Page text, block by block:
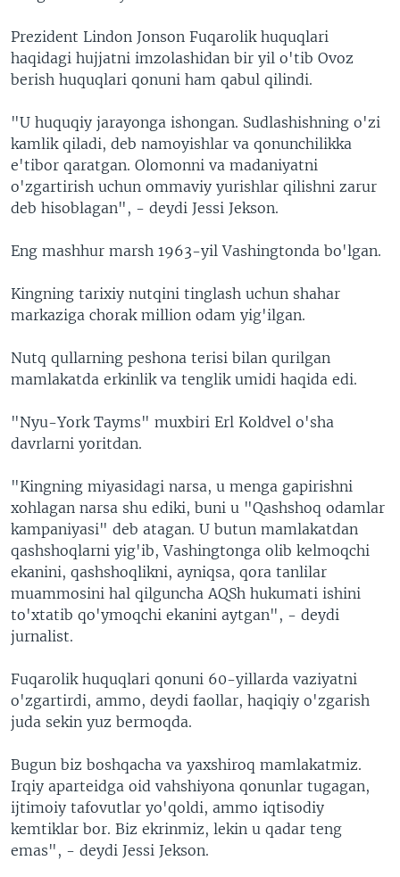
Prezident Lindon Jonson Fuqarolik huquqlari
haqidagi hujjatni imzolashidan bir yil o'tib Ovoz
berish huquqlari qonuni ham qabul qilindi.
"U huquqiy jarayonga ishongan. Sudlashishning o'zi
kamlik qiladi, deb namoyishlar va qonunchilikka
e'tibor qaratgan. Olomonni va madaniyatni
o'zgartirish uchun ommaviy yurishlar qilishni zarur
deb hisoblagan", - deydi Jessi Jekson.
Eng mashhur marsh 1963-yil Vashingtonda bo'lgan.
Kingning tarixiy nutqini tinglash uchun shahar
markaziga chorak million odam yig'ilgan.
Nutq qullarning peshona terisi bilan qurilgan
mamlakatda erkinlik va tenglik umidi haqida edi.
"Nyu-York Tayms" muxbiri Erl Koldvel o'sha
davrlarni yoritdan.
"Kingning miyasidagi narsa, u menga gapirishni
xohlagan narsa shu ediki, buni u "Qashshoq odamlar
kampaniyasi" deb atagan. U butun mamlakatdan
qashshoqlarni yig'ib, Vashingtonga olib kelmoqchi
ekanini, qashshoqlikni, ayniqsa, qora tanlilar
muammosini hal qilguncha AQSh hukumati ishini
to'xtatib qo'ymoqchi ekanini aytgan", - deydi
jurnalist.
Fuqarolik huquqlari qonuni 60-yillarda vaziyatni
o'zgartirdi, ammo, deydi faollar, haqiqiy o'zgarish
juda sekin yuz bermoqda.
Bugun biz boshqacha va yaxshiroq mamlakatmiz.
Irqiy aparteidga oid vahshiyona qonunlar tugagan,
ijtimoiy tafovutlar yo'qoldi, ammo iqtisodiy
kemtiklar bor. Biz ekrinmiz, lekin u qadar teng
emas", - deydi Jessi Jekson.